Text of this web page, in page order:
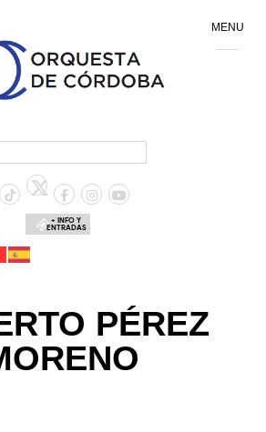
+ INFO Y
ENTRADAS
PÉREZ
MENU